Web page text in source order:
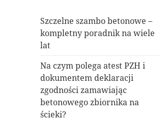
Szczelne szambo betonowe –
kompletny poradnik na wiele
lat
Na czym polega atest PZH i
dokumentem deklaracji
zgodności zamawiając
betonowego zbiornika na
ścieki?